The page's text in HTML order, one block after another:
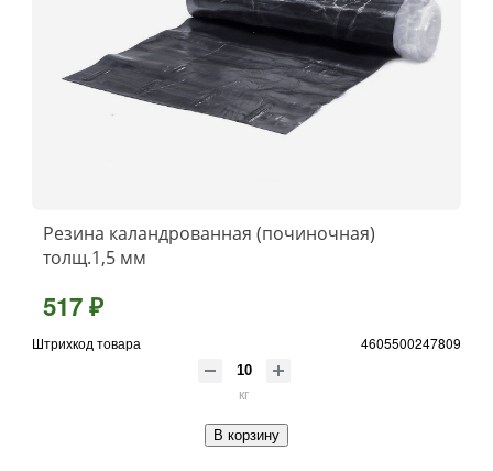
Резина каландрованная (починочная)
толщ.1,5 мм
517 ₽
Штрихкод товара 4605500247809
кг
В корзину